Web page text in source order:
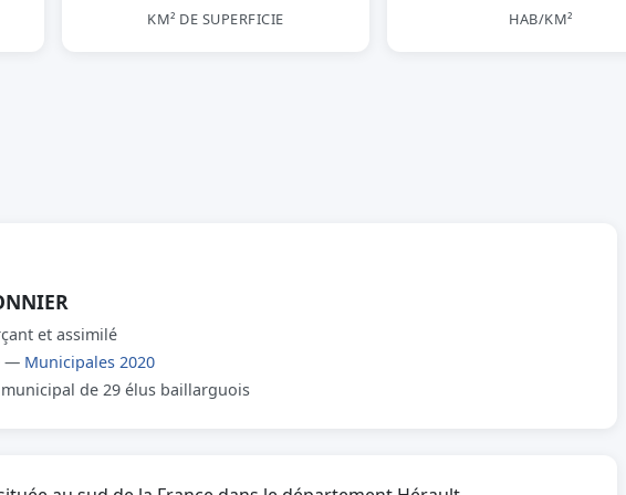
KM² DE SUPERFICIE HAB/KM²
et assimilé
— Municipales 2020
de 29 élus baillarguois